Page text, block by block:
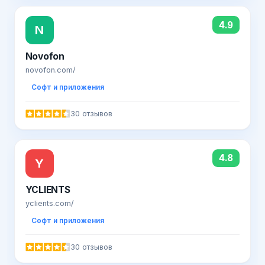
N 4.9
Novofon
novofon.com/
Софт и приложения
30 отзывов
Y 4.8
YCLIENTS
yclients.com/
Софт и приложения
30 отзывов